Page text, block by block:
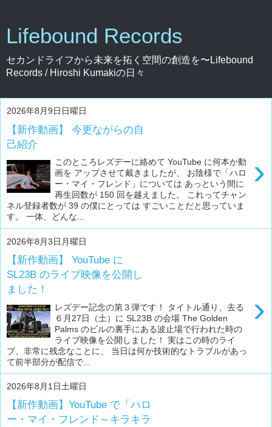
Lifebound Records
セカンドライフから未来を拓く空間の創造を〜Lifebound
Records / Hiroshi Kumakiの日々
2026年8月9日日曜日
【新作動画】 今更ながらの自
己紹介
›
このところレズデーに絡めて YouTube に何本か動
画を アップさせて戴きましたが、 お陰様で「ハロ
ー・マイ・フレンド」については あっという間に
再生回数が 150 回を越えました。 これってチャン
ネル登録者数が 39 の僕にとっては すごいことだと思っていま
す。 一体、どんな...
2026年8月3日月曜日
【新作動画】 YouTube に
SL23B のライブ映像を公開し
ました！
›
レズデー記念の第３弾です！ タイトル通り、去る
６月27日（土）に SL23B の会場 The Golden
Palms のビルの裏手にある波止場で行われた時の
ライブ映像を公開しました！ 実はこの時のライ
ブ、非常に残念なことに、 当日は何か技術的なトラブルがあっ
て前半部分が配信で...
2026年8月1日土曜日
【新作動画】YouTube で「ハロ
ー・マイ・フレンド～キラキラ